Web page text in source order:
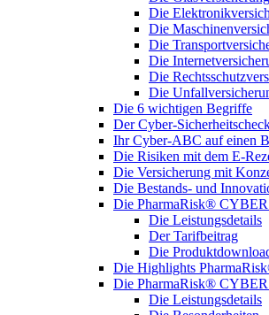
Die
Die
Die
Die
Die
Die
Die 6 wichtigen Begriffe
Der Cyber-
Ihr Cyber-ABC auf einen
Die Risiken mit dem E-
Die Versicherung mit
Die Bestands- und
Die PharmaRisk®
Die Leistungsdetails
Der Tarifbeitrag
Die
Die Highlights
Die PharmaRisk®
Die Leistungsdetails